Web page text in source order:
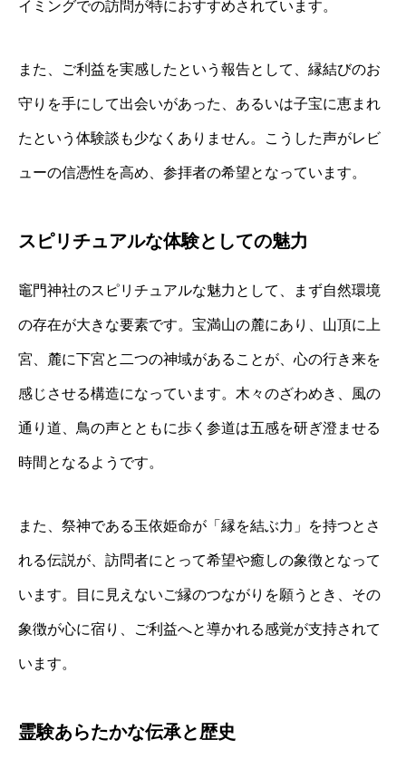
イミングでの訪問が特におすすめされています。
また、ご利益を実感したという報告として、縁結びのお
守りを手にして出会いがあった、あるいは子宝に恵まれ
たという体験談も少なくありません。こうした声がレビ
ューの信憑性を高め、参拝者の希望となっています。
スピリチュアルな体験としての魅力
竈門神社のスピリチュアルな魅力として、まず自然環境
の存在が大きな要素です。宝満山の麓にあり、山頂に上
宮、麓に下宮と二つの神域があることが、心の行き来を
感じさせる構造になっています。木々のざわめき、風の
通り道、鳥の声とともに歩く参道は五感を研ぎ澄ませる
時間となるようです。
また、祭神である玉依姫命が「縁を結ぶ力」を持つとさ
れる伝説が、訪問者にとって希望や癒しの象徴となって
います。目に見えないご縁のつながりを願うとき、その
象徴が心に宿り、ご利益へと導かれる感覚が支持されて
います。
霊験あらたかな伝承と歴史